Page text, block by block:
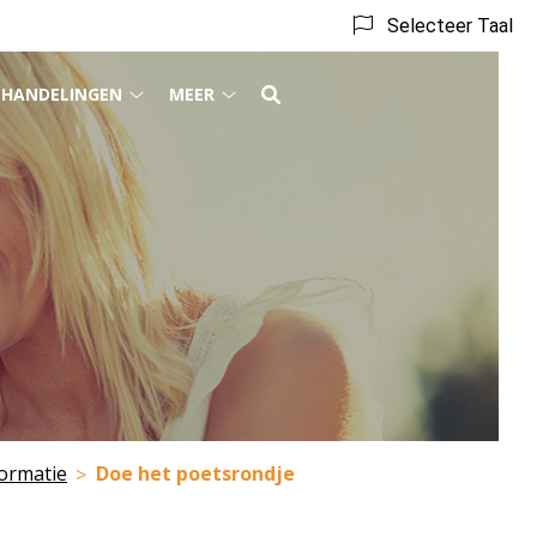
Selecteer Taal
submenu
MEER
Doe het poetsrondje